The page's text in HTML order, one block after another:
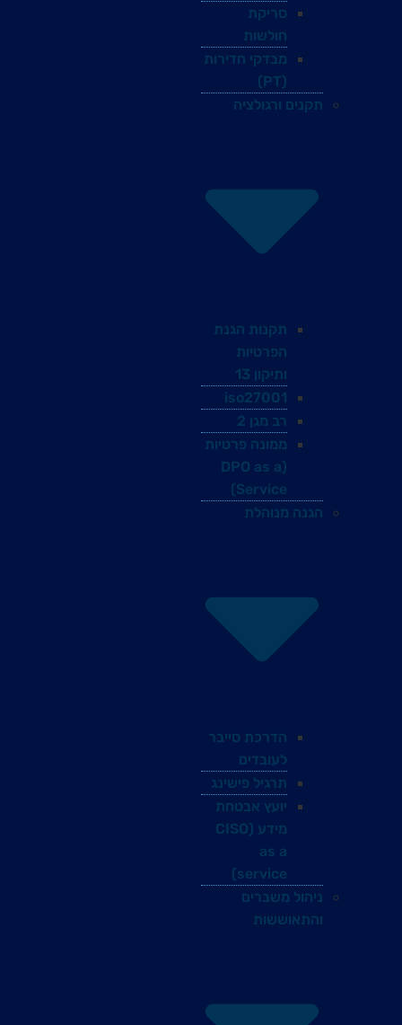
סריקת
חולשות
מבדקי חדירות
(PT)
תקנים ורגולציה
תקנות הגנת
הפרטיות
ותיקון 13
iso27001
רב מגן 2
ממונה פרטיות
(DPO as a
Service)
הגנה מנוהלת
הדרכת סייבר
לעובדים
תרגיל פישינג
יועץ אבטחת
מידע (CISO
as a
service)
ניהול משברים
והתאוששות